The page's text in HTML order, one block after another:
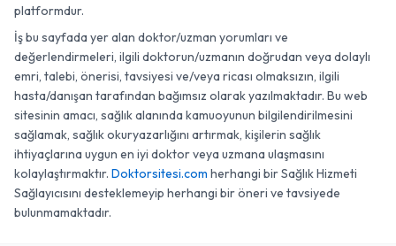
platformdur.
İş bu sayfada yer alan doktor/uzman yorumları ve
değerlendirmeleri, ilgili doktorun/uzmanın doğrudan veya dolaylı
emri, talebi, önerisi, tavsiyesi ve/veya ricası olmaksızın, ilgili
hasta/danışan tarafından bağımsız olarak yazılmaktadır. Bu web
sitesinin amacı, sağlık alanında kamuoyunun bilgilendirilmesini
sağlamak, sağlık okuryazarlığını artırmak, kişilerin sağlık
ihtiyaçlarına uygun en iyi doktor veya uzmana ulaşmasını
kolaylaştırmaktır. Doktorsitesi.com herhangi bir Sağlık Hizmeti
Sağlayıcısını desteklemeyip herhangi bir öneri ve tavsiyede
bulunmamaktadır.